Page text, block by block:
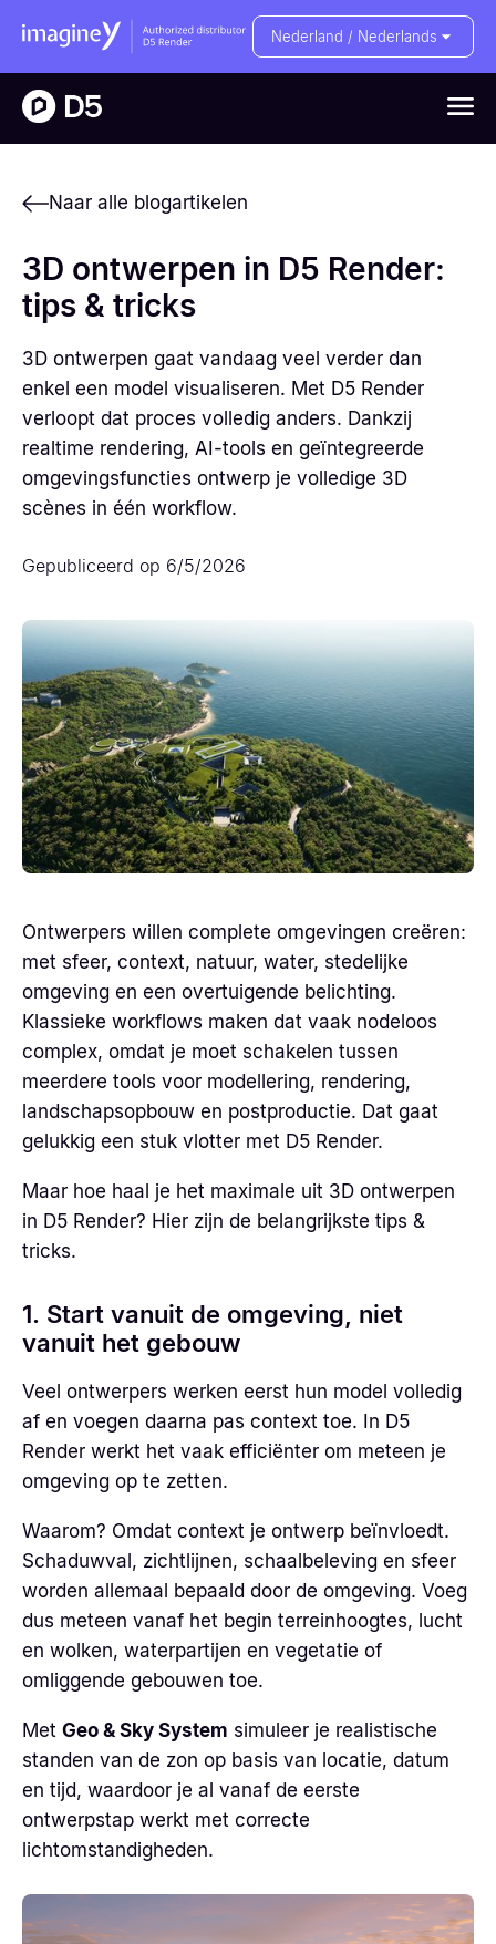
Nederland / Nederlands
Naar alle blogartikelen
3D ontwerpen in D5 Render:
tips & tricks
3D ontwerpen gaat vandaag veel verder dan
enkel een model visualiseren. Met D5 Render
verloopt dat proces volledig anders. Dankzij
realtime rendering, AI-tools en geïntegreerde
omgevingsfuncties ontwerp je volledige 3D
scènes in één workflow.
Gepubliceerd op 6/5/2026
Ontwerpers willen complete omgevingen creëren:
met sfeer, context, natuur, water, stedelijke
omgeving en een overtuigende belichting.
Klassieke workflows maken dat vaak nodeloos
complex, omdat je moet schakelen tussen
meerdere tools voor modellering, rendering,
landschapsopbouw en postproductie. Dat gaat
gelukkig een stuk vlotter met D5 Render.
Maar hoe haal je het maximale uit 3D ontwerpen
in D5 Render? Hier zijn de belangrijkste tips &
tricks.
1. Start vanuit de omgeving, niet
vanuit het gebouw
Veel ontwerpers werken eerst hun model volledig
af en voegen daarna pas context toe. In D5
Render werkt het vaak efficiënter om meteen je
omgeving op te zetten.
Waarom? Omdat context je ontwerp beïnvloedt.
Schaduwval, zichtlijnen, schaalbeleving en sfeer
worden allemaal bepaald door de omgeving. Voeg
dus meteen vanaf het begin terreinhoogtes, lucht
en wolken, waterpartijen en vegetatie of
omliggende gebouwen toe.
Met Geo & Sky System simuleer je realistische
standen van de zon op basis van locatie, datum
en tijd, waardoor je al vanaf de eerste
ontwerpstap werkt met correcte
lichtomstandigheden.